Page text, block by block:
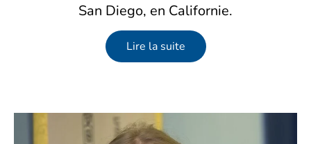
San Diego, en Californie.
Lire la suite